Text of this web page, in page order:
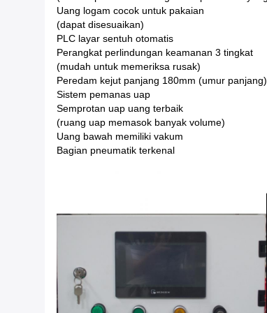
Uang logam cocok untuk pakaian
(dapat disesuaikan)
PLC layar sentuh otomatis
Perangkat perlindungan keamanan 3 tingkat
(mudah untuk memeriksa rusak)
Peredam kejut panjang 180mm (umur panjang)
Sistem pemanas uap
Semprotan uap uang terbaik
(ruang uap memasok banyak volume)
Uang bawah memiliki vakum
Bagian pneumatik terkenal